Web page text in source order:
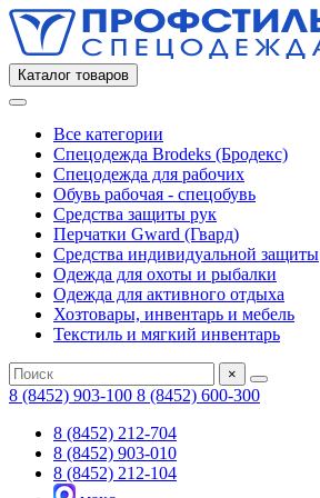
Каталог товаров
Все категории
Спецодежда Brodeks (Бродекс)
Спецодежда для рабочих
Обувь рабочая - спецобувь
Средства защиты рук
Перчатки Gward (Гвард)
Средства индивидуальной защиты
Одежда для охоты и рыбалки
Одежда для активного отдыха
Хозтовары, инвентарь и мебель
Текстиль и мягкий инвентарь
×
8 (8452) 903-100 8 (8452) 600-300
8 (8452) 212-704
8 (8452) 903-010
8 (8452) 212-104